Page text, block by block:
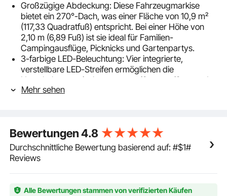
Großzügige Abdeckung: Diese Fahrzeugmarkise
bietet ein 270°-Dach, was einer Fläche von 10,9 m²
(117,33 Quadratfuß) entspricht. Bei einer Höhe von
2,10 m (6,89 Fuß) ist sie ideal für Familien-
Campingausflüge, Picknicks und Gartenpartys.
3-farbige LED-Beleuchtung: Vier integrierte,
verstellbare LED-Streifen ermöglichen die
Umschaltung zwischen warmweißem, weißem und
kaltweißem Licht per Knopfdruck. Unsere 270°-
Stabil und wetterbeständig: Hergestellt aus 280 g/m²
Polyestergewebe mit PU-3000 mm Wassersäule und
UV-Schutz 50+. Unsere Auto-Seitenmarkise mit
zuverlässige Stabilität auch bei widrigen
Mehr sehen
Bewertungen4.8
Durchschnittliche Bewertung basierend auf: #$1#
Reviews
Alle Bewertungen stammen von verifizierten Käufen